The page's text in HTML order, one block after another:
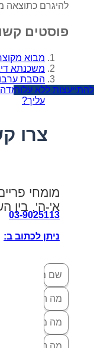
להתייעצות ללא עלות
להיגרם כתוצאה
פוסטים
מבוא
משכנתא
הסבת
איך
עליך?
צרו
מומחי
א'-ה', בין השעות
03-9025113
ניתן לכתוב ב: